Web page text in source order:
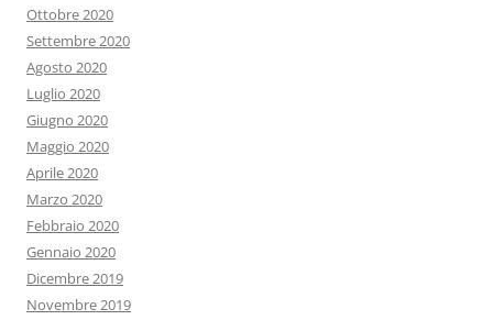
Ottobre 2020
Settembre 2020
Agosto 2020
Luglio 2020
Giugno 2020
Maggio 2020
Aprile 2020
Marzo 2020
Febbraio 2020
Gennaio 2020
Dicembre 2019
Novembre 2019